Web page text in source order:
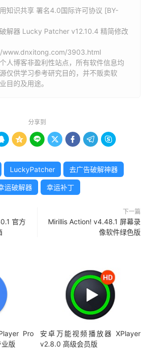
知识共享 署名4.0国际许可协议 [BY-
解器 Lucky Patcher v12.10.4 精简修改
www.dnxitong.com/3903.html
人博客非盈利性站点，所有软件信息均
仅供学习参考研究目的，并不贩卖软
目的及用途。
分享到
     
LuckyPatcher 去广告破解神器
运破解器 幸运补丁
官方
下一篇
Mirillis Action! v4.48.1 屏幕录
像软件绿色版
Pro
版
安卓万能视频播放器 XPlayer
v2.8.0 高级会员版